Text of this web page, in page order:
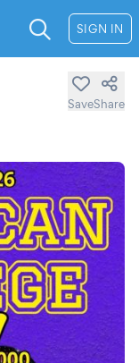
SIGN IN
SaveShare